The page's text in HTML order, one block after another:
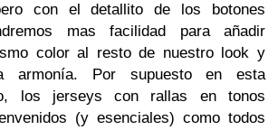
con el detallito de los botones
mas facilidad para añadir
color al resto de nuestro look y
armonía. Por supuesto en esta
los jerseys con rallas en tonos
(y esenciales) como todos